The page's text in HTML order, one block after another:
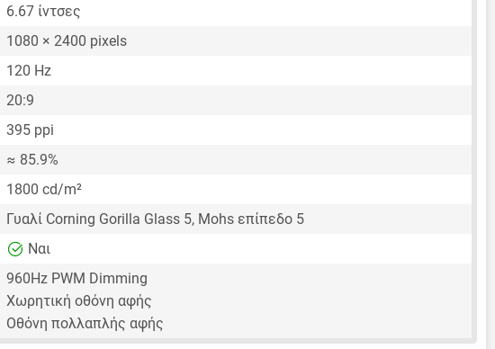
6.67 ίντσες
1080 × 2400 pixels
120 Hz
20:9
395 ppi
≈ 85.9%
1800 cd/m²
Γυαλί Corning Gorilla Glass 5, Mohs επίπεδο 5
Ναι
960Hz PWM Dimming
Χωρητική οθόνη αφής
Οθόνη πολλαπλής αφής